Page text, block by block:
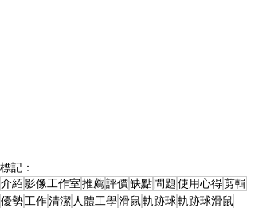
標記：
介紹影像工作室推薦評價缺點 問題使用心得剪輯
優勢工作清潔 人體工學滑鼠軌跡球軌跡球滑鼠